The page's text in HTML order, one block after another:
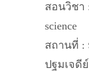
สอนวิชา
science
สถานที่ :
ปฐมเจดี